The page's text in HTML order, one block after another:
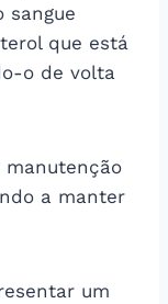
sangue
que está
o de volta
manutenção
a manter
um